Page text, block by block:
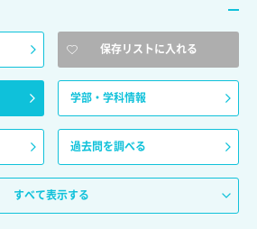
保存リストに入れる
学部・学科情報
過去問を調べる
すべて表示する